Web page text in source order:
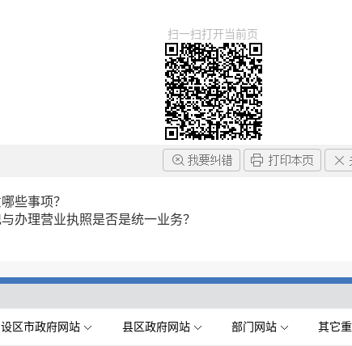
扫一扫打开当前页
些事项？
办理营业执照是否是统一业务？
设区市政府网站 县区政府网站 部门网站 其它